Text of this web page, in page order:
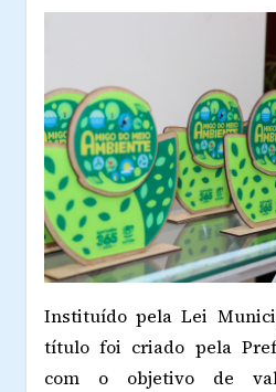
Instituído pela Lei
título foi criado pela
com o objetivo de